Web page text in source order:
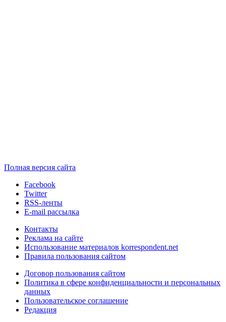
Полная версия сайта
Facebook
Twitter
RSS-ленты
E-mail рассылка
Контакты
Реклама на сайте
Использование материалов korrespondent.net
Правила пользования сайтом
Договор пользования сайтом
Политика в сфере конфиденциальности и персональных
данных
Пользовательское соглашение
Редакция